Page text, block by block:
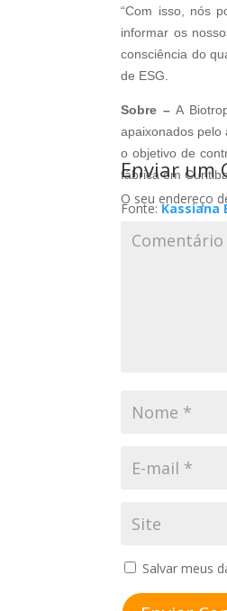
“Com isso, nós
informar os
consciência do
de ESG.
Sobre – A
apaixonados pelo
o objetivo de
fábrica em
Fonte:Kassiana
Enviar um
O seu endereço
Salvar meus